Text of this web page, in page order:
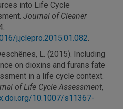
into Life Cycle
Journal of Cleaner
j.jclepro.2015.01.082.
L. (2015). Including
on dioxins and furans fate
in a life cycle context.
of Life Cycle Assessment,
10.1007/s11367-